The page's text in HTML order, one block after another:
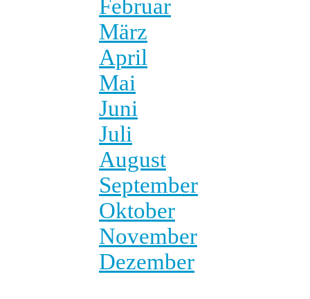
Februar
März
April
Mai
Juni
Juli
August
September
Oktober
November
Dezember